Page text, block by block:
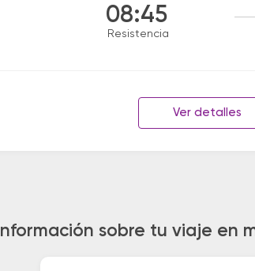
08:45
Resistencia
Ver detalles
Información sobre tu viaje en